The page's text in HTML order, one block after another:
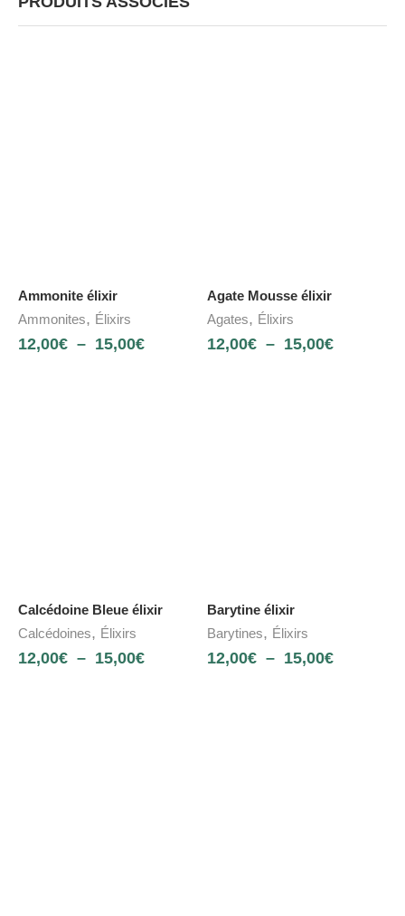
Ammonite élixir
Ammonites, Élixirs
12,00€ – 15,00€
Agate Mousse élixir
Agates, Élixirs
12,00€ – 15,00€
Calcédoine Bleue élixir
Calcédoines, Élixirs
12,00€ – 15,00€
Barytine élixir
Barytines, Élixirs
12,00€ – 15,00€